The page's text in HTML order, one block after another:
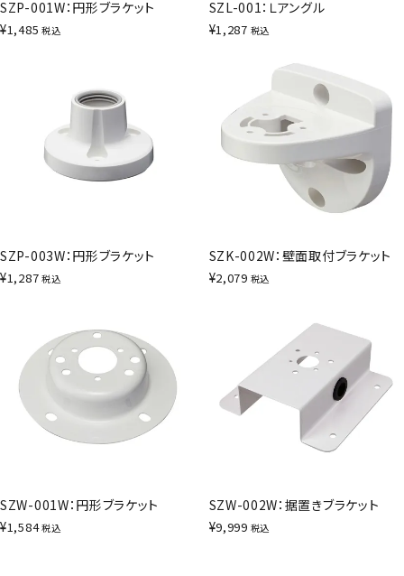
SZP-001W：円形ブラケット
¥1,485 税込
SZL-001：Ｌアングル
¥1,287 税込
SZP-003W：円形ブラケット
¥1,287 税込
SZK-002W：壁面取付ブラケット
¥2,079 税込
SZW-001W：円形ブラケット
¥1,584 税込
SZW-002W：据置きブラケット
¥9,999 税込